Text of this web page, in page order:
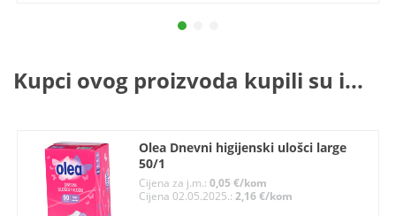
Kupci ovog proizvoda kupili su i...
Olea Dnevni higijenski ulošci large
50/1
Cijena za j.m.: 0,05 €/kom
Cijena 02.05.2025.: 2,16 €/kom